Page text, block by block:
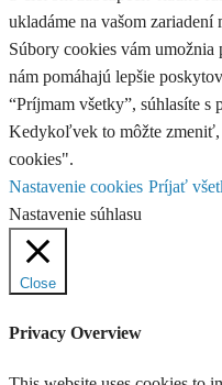
ukladáme na vašom zariadení
Súbory cookies vám
nám pomáhajú lepšie
“Príjmam všetky”, súhlasíte s
Kedykoľvek to môžte
cookies".
Nastavenie cookies Príjať
Nastavenie súhlasu
Close
Privacy Overview